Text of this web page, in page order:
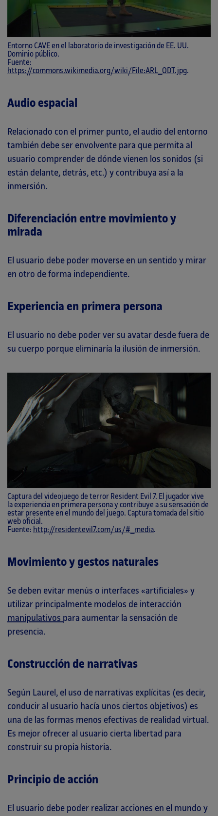
Entorno CAVE en el laboratorio de investigación de EE. UU.
Dominio público.
Fuente:
https://commons.wikimedia.org/wiki/File:ARL_ODT.jpg.
Audio espacial
Relacionado con el primer punto, el audio del entorno
también debe ser envolvente para que permita al
usuario comprender de dónde vienen los sonidos (si
están delante, detrás, etc.) y contribuya así a la
inmersión.
Diferenciación entre movimiento y
mirada
El usuario debe poder moverse en un sentido y mirar
en otro de forma independiente.
Experiencia en primera persona
El usuario no debe poder ver su avatar desde fuera de
su cuerpo porque eliminaría la ilusión de inmersión.
Captura del videojuego de terror Resident Evil 7. El jugador vive
la experiencia en primera persona y contribuye a su sensación de
estar presente en el mundo del juego. Captura tomada del sitio
web oficial.
Fuente: http://residentevil7.com/us/#_media.
Movimiento y gestos naturales
Se deben evitar menús o interfaces «artificiales» y
utilizar principalmente modelos de interacción
manipulativos para aumentar la sensación de
presencia.
Construcción de narrativas
Según Laurel, el uso de narrativas explícitas (es decir,
conducir al usuario hacía unos ciertos objetivos) es
una de las formas menos efectivas de realidad virtual.
Es mejor ofrecer al usuario cierta libertad para
construir su propia historia.
Principio de acción
El usuario debe poder realizar acciones en el mundo y